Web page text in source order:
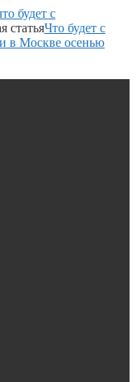
будет с
статьяЧто будет с
в Москве осенью